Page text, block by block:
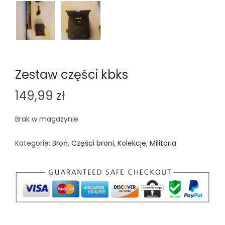
Zestaw części kbks
149,99 zł
Brak w magazynie
Kategorie: Broń, Części broni, Kolekcje, Militaria